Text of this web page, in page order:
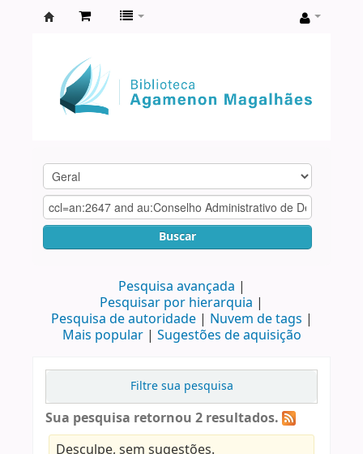
Agamenon
Magalhães
Buscar
Pesquisa avançada
Pesquisar por hierarquia
Pesquisa de autoridade
Nuvem de tags
Mais popular
Sugestões de aquisição
Filtre sua pesquisa
Sua pesquisa retornou 2 resultados.
Desculpe, sem sugestões.